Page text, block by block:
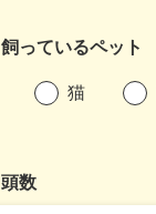
飼っているペット
猫
頭数